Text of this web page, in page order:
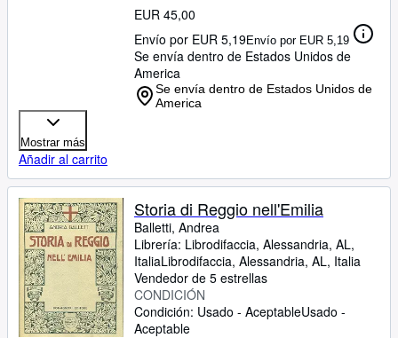
EUR 45,00
Envío por EUR 5,19Envío por EUR 5,19
Se envía dentro de Estados Unidos de
America
Se envía dentro de Estados Unidos de
America
Mostrar más
Añadir al carrito
Storia di Reggio nell'Emilia
Balletti, Andrea
Librería: Librodifaccia, Alessandria, AL,
ItaliaLibrodifaccia, Alessandria, AL, Italia
Vendedor de 5 estrellas
CONDICIÓN
Condición: Usado - AceptableUsado -
Aceptable